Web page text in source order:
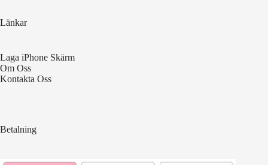
Länkar
Laga iPhone Skärm
Om Oss
Kontakta Oss
Betalning